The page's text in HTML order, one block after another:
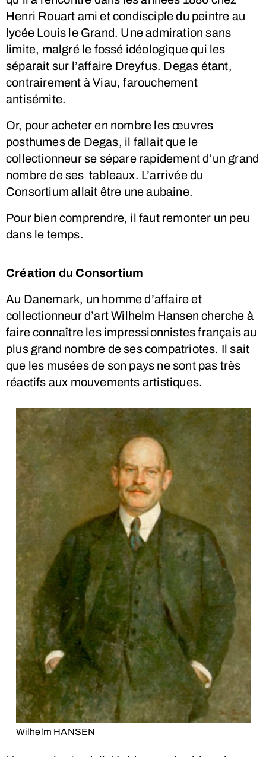
Henri Rouart ami et condisciple du peintre au
lycée Louis le Grand. Une admiration sans
limite, malgré le fossé idéologique qui les
séparait sur l’affaire Dreyfus. Degas étant,
contrairement à Viau, farouchement
antisémite.
Or, pour acheter en nombre les œuvres
posthumes de Degas, il fallait que le
collectionneur se sépare rapidement d’un grand
nombre de ses tableaux. L’arrivée du
Consortium allait être une aubaine.
Pour bien comprendre, il faut remonter un peu
dans le temps.
Création du Consortium
Au Danemark, un homme d’affaire et
collectionneur d’art Wilhelm Hansen cherche à
faire connaître les impressionnistes français au
plus grand nombre de ses compatriotes. Il sait
que les musées de son pays ne sont pas très
réactifs aux mouvements artistiques.
Wilhelm HANSEN